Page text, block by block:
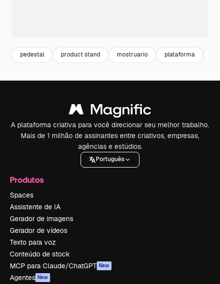
pedestal product stand mostruario plataforma
A plataforma criativa para você direcionar seu melhor trabalho.
Mais de 1 milhão de assinantes entre criativos, empresas,
agências e estúdios.
Português
Produtos
Spaces
Assistente de IA
Gerador de imagens
Gerador de vídeos
Texto para voz
Conteúdo de stock
MCP para Claude/ChatGPT New
Agentes New